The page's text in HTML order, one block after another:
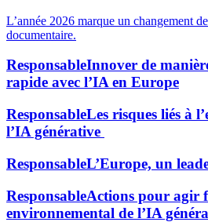
L’année 2026 marque un changement
documentaire.
ResponsableInnover de
rapide avec l’IA en Europe
ResponsableLes risques liés à
l’IA générative
ResponsableL’Europe, un
ResponsableActions pour agir
environnemental de l’IA